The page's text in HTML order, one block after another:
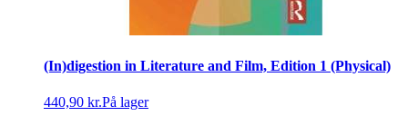
(In)digestion in Literature and Film, Edition 1 (Physical)
440,90 kr.På lager